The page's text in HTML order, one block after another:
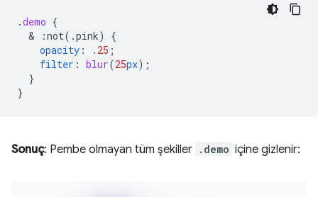
.demo {
  &
:not(.pink)
{
opacity : .25 ;
filter : blur(25px);
}
}
Sonuç: Pembe olmayan tüm şekiller .demo içine gizlenir: